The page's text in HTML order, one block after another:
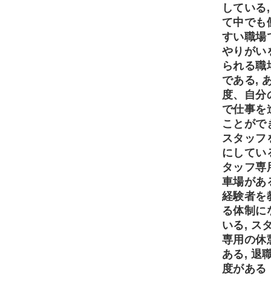
している
て中でも
すい職場
やりがい
られる職
である,
度、自分
で仕事を
ことがで
スタッフ
にしてい
タッフ専
車場があ
経験者を
る体制に
いる, ス
専用の休
ある, 退
度がある